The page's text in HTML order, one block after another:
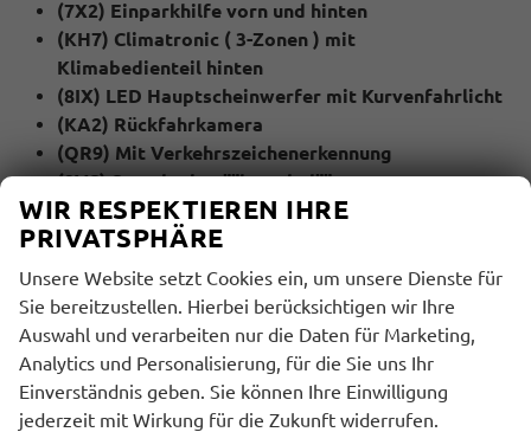
(7X2) Einparkhilfe vorn und hinten
(KH7) Climatronic ( 3-Zonen ) mit
Klimabedienteil hinten
(8IX) LED Hauptscheinwerfer mit Kurvenfahrlicht
(KA2) Rückfahrkamera
(QR9) Mit Verkehrszeichenerkennung
(9VS) Soundpaket ""branded""
(4K6) Schlüsselloses Schließ- und Startsystem
""Keyless Advanced"" mit Safesicherung
(4A4) Sitzheizung für Vorder- und Rücksitze
(Q4H) Sport-Komfortsitze vorn
(7J2) Multifunktionsanzeige/Bordcomputer
""Virtual Cockpit"" mit 10,25 TFT Display
(PWA) Winter Paket
Werksanschlussgarantie auf 5 Jahre / max.
WIR RESPEKTIEREN IHRE
PRIVATSPHÄRE
Unsere Website setzt Cookies ein, um unsere Dienste für
Sie bereitzustellen. Hierbei berücksichtigen wir Ihre
Auswahl und verarbeiten nur die Daten für Marketing,
Analytics und Personalisierung, für die Sie uns Ihr
Einverständnis geben. Sie können Ihre Einwilligung
jederzeit mit Wirkung für die Zukunft widerrufen.